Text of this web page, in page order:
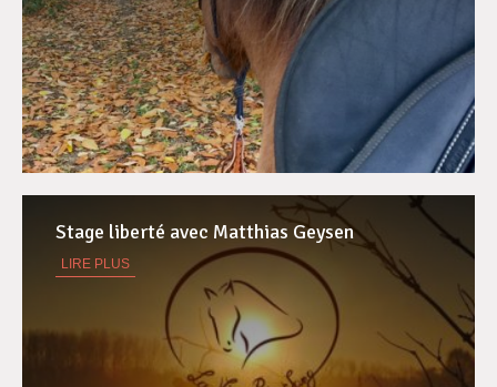
Stage liberté avec Matthias Geysen
LIRE PLUS